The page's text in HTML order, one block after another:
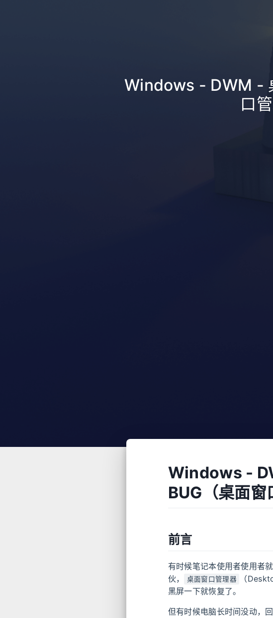
Windows - DWM -
口
Windows -
BUG（桌面窗
前言
有时候笔记本使用者使用者
伙，
桌面窗口管理器
（
黑屏一下就恢复了。
但有时候电脑长时间没动，